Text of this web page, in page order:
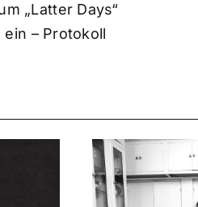
„Latter Days“
– Protokoll